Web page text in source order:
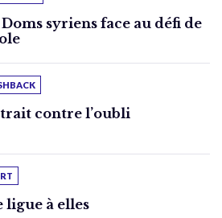
Doms syriens face au défi de
contre l’oubli
ligue à elles